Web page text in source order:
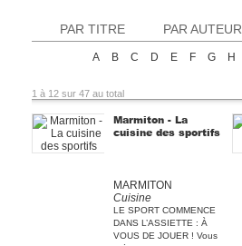
PAR TITRE PAR AUTEUR
A B C D E F G H
1 à 12 sur 47 au total
Marmiton - La
cuisine des sportifs
MARMITON
Cuisine
LE SPORT COMMENCE
DANS L’ASSIETTE : À
VOUS DE JOUER ! Vous